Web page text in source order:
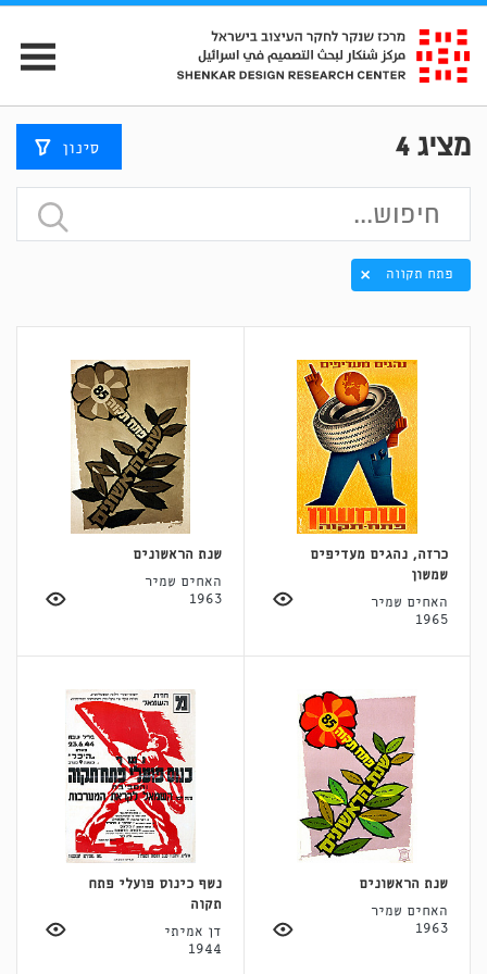
מציג4 סינון
פתח תקווה
כרזה, נהגים מעדיפים
שמשון
האחים שמיר
1965
שנת הראשונים
האחים שמיר
1963
שנת הראשונים
האחים שמיר
1963
נשף כינוס פועלי פתח
תקוה
דן אמיתי
1944